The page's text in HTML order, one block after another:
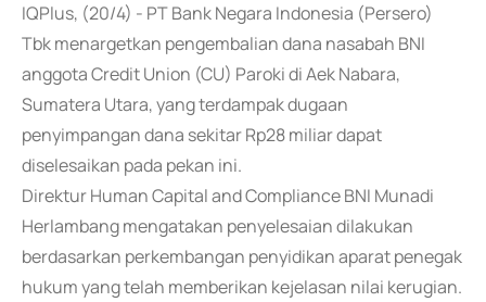
IQPlus, (20/4) - PT Bank Negara Indonesia (Persero)
Tbk menargetkan pengembalian dana nasabah BNI
anggota Credit Union (CU) Paroki di Aek Nabara,
Sumatera Utara, yang terdampak dugaan
penyimpangan dana sekitar Rp28 miliar dapat
diselesaikan pada pekan ini.
Direktur Human Capital and Compliance BNI Munadi
Herlambang mengatakan penyelesaian dilakukan
berdasarkan perkembangan penyidikan aparat penegak
hukum yang telah memberikan kejelasan nilai kerugian.